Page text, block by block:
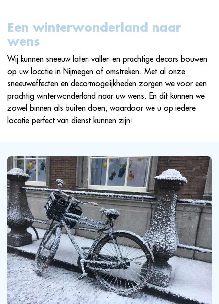
Een winterwonderland naar
wens
Wij kunnen sneeuw laten vallen en prachtige decors bouwen
op uw locatie in Nijmegen of omstreken. Met al onze
sneeuweffecten en decormogelijkheden zorgen we voor een
prachtig winterwonderland naar uw wens. En dit kunnen we
zowel binnen als buiten doen, waardoor we u op iedere
locatie perfect van dienst kunnen zijn!